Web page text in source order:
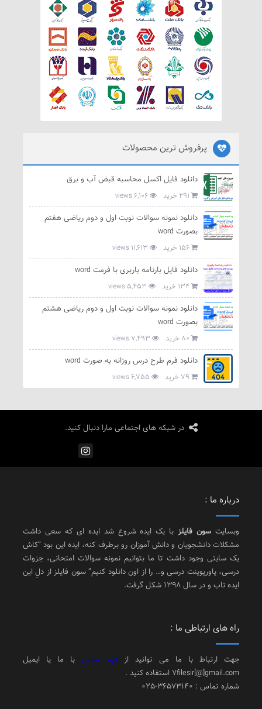
پرفروش ترین محصولات
دانلود فایل اکسل محاسبه قبض آب و برق
291 خرید 6,106 views
دانلود نمونه سوالات نوبت اول و دوم ریاضی هفتم
بصورت word
156 خرید
دانلود فایل بارنامه باربری با فرمت word
134 خرید
دانلود نمونه سوالات نوبت اول و دوم ریاضی هشتم
بصورت word
80 خرید
دانلود فرم طرح درس روزانه به صورت word
79 خرید
در شبکه های اجتماعی مارا دنبال کنید.
درباره ما :
وبسایت سون فایلزبا یک ایده شروع شد ایده ای که سعی داشت
مشکلات دانشجویان و دانش آموزان رو برطرف کنه، ایده این بود “کاش
یک سایتی وجود داشت تا ما بتوانیم نمونه سوالات امتحانی، جزوات
درسی، پاورپوینت درسی و… را از اون دانلود کنیم” سون فایلز از دلِ این
ایده ناب و در سال 1398 شکل گرفت.
راه های ارتباطی ما :
جهت ارتباط با ما می توانید از فرم تماس با ما یا ایمیل
7filesir[@]gmail.com استفاده کنید .
شماره تماس : 36573140-025